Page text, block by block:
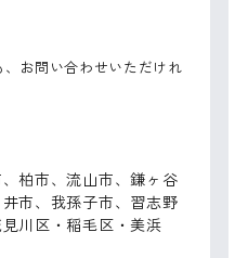
お問い合わせいただけれ
柏市、流山市、鎌ヶ谷
市、我孫子市、習志野
川区・稲毛区・美浜